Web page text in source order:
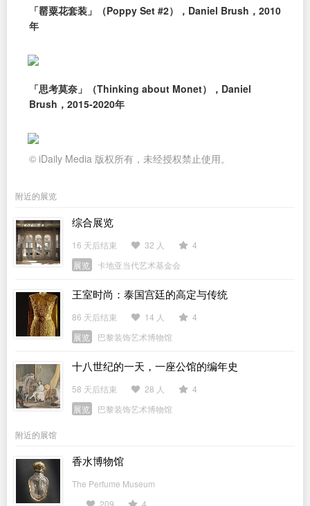
「罂粟花套装」（Poppy Set #2），Daniel Brush，2010
年
「思考莫奈」（Thinking about Monet），Daniel
Brush，2015-2020年
© iDaily Media 版权所有，未经授权禁止使用。
附近的展览
综合展览
16 天后结束 32 人
4
展览
卡地亚当代艺术基金会
王室时尚：泰国宫廷的高定与传统
86 天后结束 14 人
4
展览
巴黎装饰艺术博物馆
十八世纪的一天，一座公馆的编年史
58 天后结束 28 人
4
展览
巴黎装饰艺术博物馆
附近的展馆
香水博物馆
The Perfume Museum
209
4